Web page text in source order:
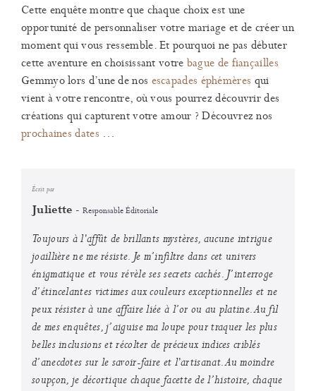
Cette enquête montre que chaque choix est une
opportunité de personnaliser votre mariage et de créer un
moment qui vous ressemble. Et pourquoi ne pas débuter
cette aventure en choisissant votre bague de fiançailles
Gemmyo lors d’une de nos escapades éphémères qui
vient à votre rencontre, où vous pourrez découvrir des
créations qui capturent votre amour ? Découvrez nos
prochaines dates …
Écrit par
Juliette -Responsable Éditoriale
Toujours à l'affût de brillants mystères, aucune intrigue
joaillière ne me résiste. Je m’infiltre dans cet univers
énigmatique et vous révèle ses secrets cachés. J’interroge
d’étincelantes victimes aux couleurs exceptionnelles et ne
peux résister à une affaire liée à l’or ou au platine. Au fil
de mes enquêtes, j’aiguise ma loupe pour traquer les plus
belles inclusions et récolter de précieux indices criblés
d’anecdotes sur le savoir-faire et l'artisanat. Au moindre
soupçon, je décortique chaque facette de l’histoire, chaque